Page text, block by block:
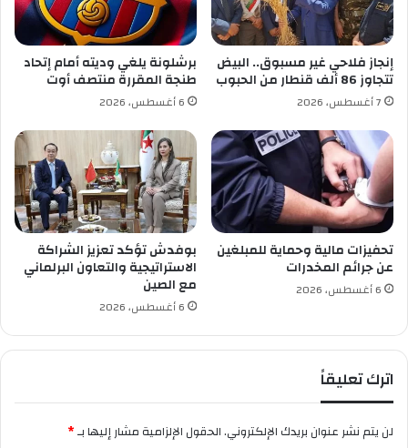
ووجه حديثه للصحفيين”تكتبون أكاذيب، حتى عندما
قلت إن هناك كارثة لأنني في كل مرة أغادر الفندق
أجد من يطاردني، تحرفون الحديث وتكتبون إن حياتي
كارثة، يمكنكم بالفعل كتابة ما تريدون لكن في
ب
ي
ا
ن
ا
ت
م
ع
ف
ي
س
ب
و
ك
ل
ى
د
و
ل
ة
ق
ط
ر
إنجاز فلاحي غير مسبوق.. البيض
تتجاوز 86 ألف قنطار من الحبوب
7 أغسطس، 2026
برشلونة يلغي وديته أمام إتحاد
طنجة المقررة منتصف أوت
6 أغسطس، 2026
تحفيزات مالية وحماية للمبلغين
عن جرائم المخدرات
6 أغسطس، 2026
بوفدش تؤكد تعزيز الشراكة
الاستراتيجية والتعاون البرلماني
مع الصين
6 أغسطس، 2026
اترك تعليقاً
لن يتم نشر عنوان بريدك الإلكتروني.الحقول الإلزامية مشار إليها بـ*